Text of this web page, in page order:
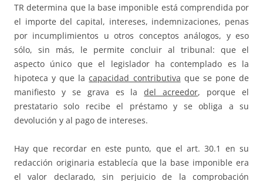
TR determina que la base imponible está comprendida por
el importe del capital, intereses, indemnizaciones, penas
por incumplimientos u otros conceptos análogos, y eso
sólo, sin más, le permite concluir al tribunal: que el
aspecto único que el legislador ha contemplado es la
hipoteca y que lacapacidad contributiva que se pone de
manifiesto y se grava es ladel acreedor, porque el
prestatario solo recibe el préstamo y se obliga a su
devolución y al pago de intereses.
Hay que recordar en este punto, que el art. 30.1 en su
redacción originaria establecía que la base imponible era
el valor declarado, sin perjuicio de la comprobación